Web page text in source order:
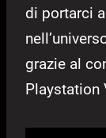
di portarci
grazie al
Playstation